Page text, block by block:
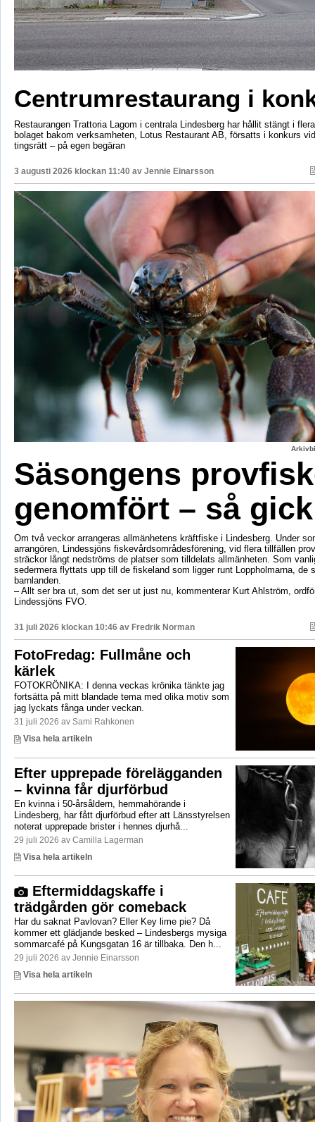
Centrumrestaurang i
Restaurangen Trattoria Lagom i centrala Lindesberg har hållit stängt i
bolaget bakom verksamheten, Lotus Restaurant AB, försatts i konkurs
tingsrätt – på egen begäran
3 augusti 2026 klockan 11:40 av Jennie Einarsson
Säsongens
genomfört – så
Om två veckor arrangeras allmänhetens kräftfiske i Lindesberg. Under
arrangören, Lindessjöns fiskevårdsområdesförening, vid flera tillfällen
sträckor långt nedströms de platser som tilldelats allmänheten. Som
sedermera flyttats upp till de fiskeland som ligger runt Loppholmarna, de
barnlanden.
– Allt ser bra ut, som det ser ut just nu, kommenterar Kurt Ahlström,
Lindessjöns FVO.
31 juli 2026 klockan 10:46 av Fredrik Norman
FotoFredag: Fullmåne och
kärlek
FOTOKRÖNIKA: I denna veckas krönika tänkte jag
fortsätta på mitt blandade tema med olika motiv som
jag lyckats fånga under veckan.
31 juli 2026 av Sami Rahkonen
Visa hela artikeln
Efter upprepade förelägganden
– kvinna får djurförbud
En kvinna i 50-årsåldern, hemmahörande i
Lindesberg, har fått djurförbud efter att Länsstyrelsen
noterat upprepade brister i hennes djurhå...
29 juli 2026 av Camilla Lagerman
Visa hela artikeln
Eftermiddagskaffe i
trädgården gör comeback
Har du saknat Pavlovan? Eller Key lime pie? Då
kommer ett glädjande besked – Lindesbergs mysiga
sommarcafé på Kungsgatan 16 är tillbaka. Den h...
29 juli 2026 av Jennie Einarsson
Visa hela artikeln